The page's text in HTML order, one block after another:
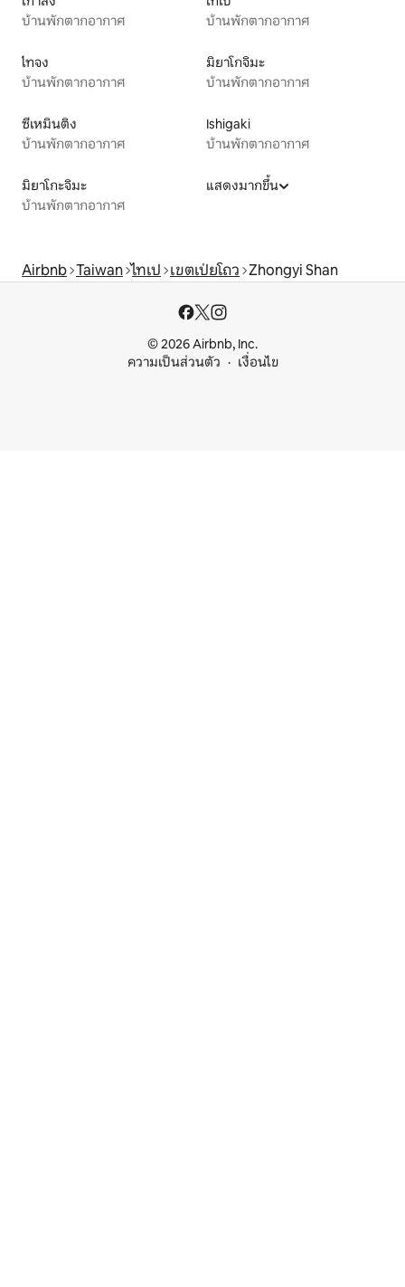
บ้านพักตากอากาศ
บ้านพักตากอากาศ
ไทจง
บ้านพักตากอากาศ
มิยาโกจิมะ
บ้านพักตากอากาศ
ซีเหมินติง
บ้านพักตากอากาศ
Ishigaki
บ้านพักตากอากาศ
มิยาโกะจิมะ
บ้านพักตากอากาศ
แสดงมากขึ้น
Airbnb Taiwan ไทเป เขตเป่ยโถว Zhongyi Shan
© 2026 Airbnb, Inc.
ความเป็นส่วนตัว
เงื่อนไข